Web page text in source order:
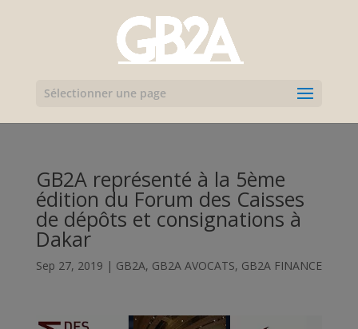
Sélectionner une page
GB2A représenté à la 5ème
édition du Forum des Caisses
de dépôts et consignations à
Dakar
Sep 27, 2019 | GB2A, GB2A AVOCATS, GB2A FINANCE